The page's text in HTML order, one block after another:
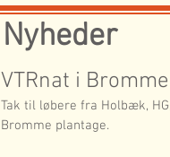
Nyheder
VTRnat i
Tak til løbere fra Holbæk,
Bromme plantage.